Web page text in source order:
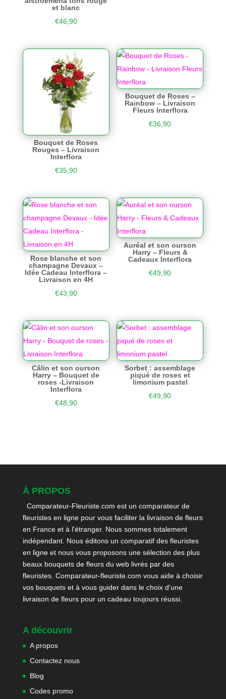
et blanc
€46,90
Bouquet de Roses
Rouges – Livraison
Interflora
€35,90
Bouquet de Roses –
Rainbow – Livraison
Fleurs Interflora
€36,90
Rose blanche et son
champagne Devaux –
Idée Cadeau Interflora –
Livraison en 4H
€43,90
Auréal et son ourson
Harry – Fleurs &
Cadeaux Interflora
€49,90
Câlin et son ourson
Harry – Bouquet de
roses -Livraison
Interflora
€48,90
Sorbet : assemblage
piqué de roses et
limonium pastel
€49,90
À PROPOS
Comparateur-Fleuriste.com est un comparateur de
fleuristes en ligne pour vous faciliter la livraison de fleurs
en France et à l'étranger. Nous sommes totalement
indépendant. Nous éditons un comparatif des fleuristes
en ligne et nous vous proposons une sélection des plus
beaux bouquets de fleurs du web livrés par des
fleuristes. Comparateur-fleuriste.com vous aide à choisir
vos bouquets et à vous guider dans le choix d'une
livraison de fleurs pour un cadeau toujours réussi.
A découvrir
A propos
Contactez nous
Blog
Codes promo